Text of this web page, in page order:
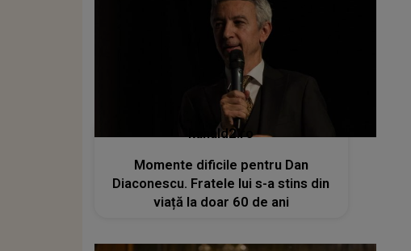
kanald2.ro
Momente dificile pentru Dan
Diaconescu. Fratele lui s-a stins din
viață la doar 60 de ani